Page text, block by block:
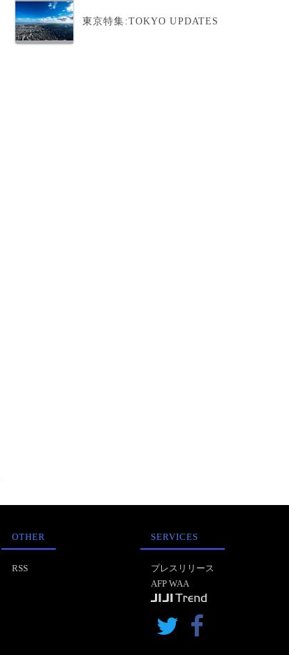
東京特集:TOKYO UPDATES
OTHER
RSS
SERVICES
プレスリリース
AFP WAA